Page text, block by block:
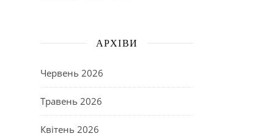
АРХІВИ
Червень 2026
Травень 2026
Квітень 2026